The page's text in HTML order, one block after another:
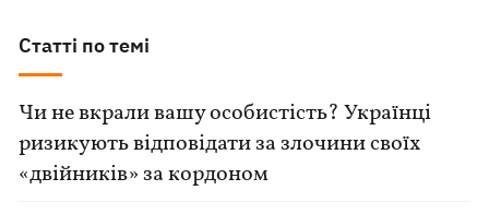
Статті по темі
Чи не вкрали вашу особистість? Українці
ризикують відповідати за злочини своїх
«двійників» за кордоном